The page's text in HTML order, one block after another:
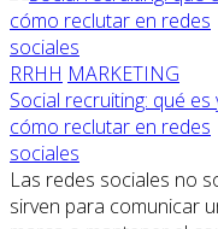
RRHH MARKETING
Social recruiting: qué es
cómo reclutar en redes
sociales
Las redes sociales no
sirven para comunicar